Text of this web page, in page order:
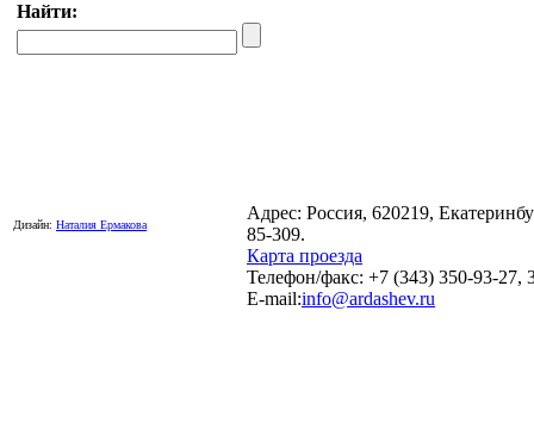
Найти:
Дизайн: Наталия Ермакова
Адрес: Россия, 620219,
85-309.
Карта проезда
Телефон/факс: +7 (343) 350-93-27,
E-mail:info@ardashev.ru